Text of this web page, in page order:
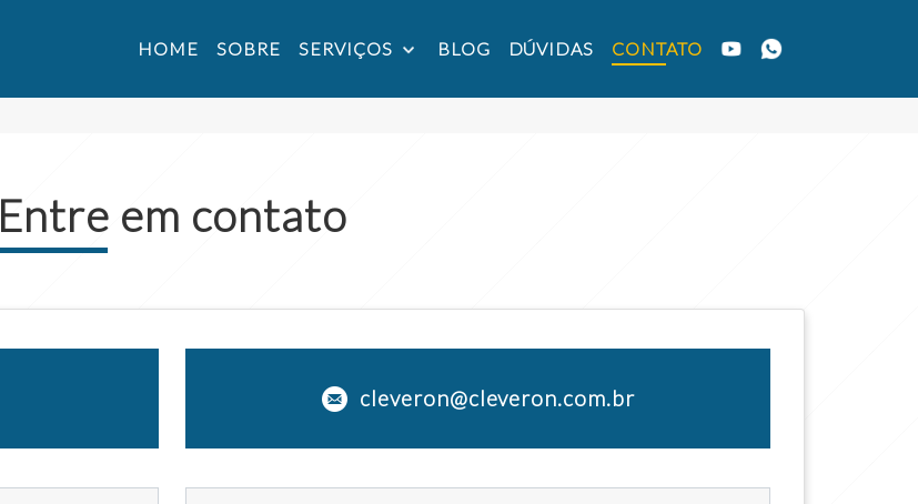
HOME SOBRE SERVIÇOS BLOG DÚVIDAS CONTATO
Entre em contato
cleveron@cleveron.com.br
cleveron@cleveron.com.br